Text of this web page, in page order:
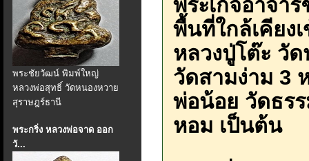
พระชัยวัฒน์ พิมพ์ใหญ่
หลวงพ่อสุทธิ์ วัดหนองหวาย
สุราษฎร์ธานี
พระกริ่ง หลวงพ่อจาด ออก
วั...
พระเกจิอาจา
พื้นที่ใกล้เคียง
หลวงปู่โต๊ะ วั
วัดสามง่าม 3
พ่อน้อย วัดธร
หอม เป็นต้น